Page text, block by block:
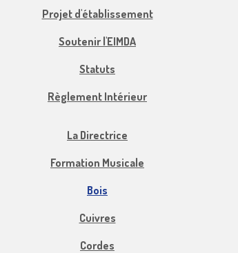
Projet d'établissement
Soutenir l'EIMDA
Statuts
Règlement Intérieur
La Directrice
Formation Musicale
Bois
Cuivres
Cordes